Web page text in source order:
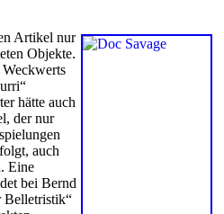
Artikel nur
Objekte.
hätte auch
der nur
auch
Eine
bei Bernd
Belletristik“